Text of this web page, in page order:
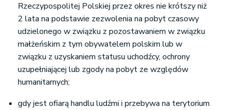
Rzeczypospolitej Polskiej przez okres nie krótszy niż
2 lata na podstawie zezwolenia na pobyt czasowy
udzielonego w związku z pozostawaniem w związku
małżeńskim z tym obywatelem polskim lub w
związku z uzyskaniem statusu uchodźcy, ochrony
uzupełniającej lub zgody na pobyt ze względów
humanitarnych;
gdy jest ofiarą handlu ludźmi i przebywa na terytorium